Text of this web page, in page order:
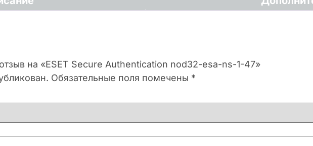
на «ESET Secure Authentication nod32-esa-ns-1-47»
Обязательные поля помечены *